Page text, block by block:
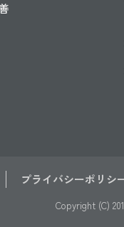
プライバシーポリシ
Copyright (C)